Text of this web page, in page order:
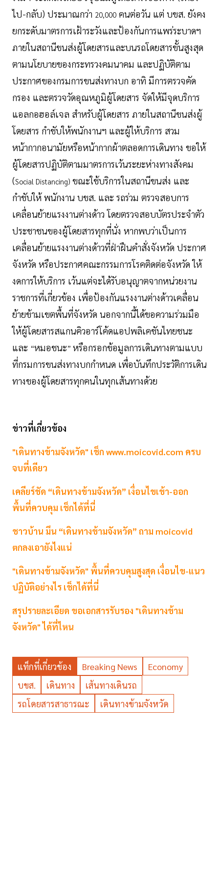
ไป-กลับ) ประมาณกว่า 20,000 คนต่อวัน แต่ บขส. ยังคง
ยกระดับมาตรการเฝ้าระวังและป้องกันการแพร่ระบาดฯ
ภายในสถานีขนส่งผู้โดยสารและบนรถโดยสารขั้นสูงสุด
ตามนโยบายของกระทรวงคมนาคม และปฏิบัติตาม
ประกาศของกรมการขนส่งทางบก อาทิ มีการตรวจคัด
กรอง และตรวจวัดอุณหภูมิผู้โดยสาร จัดให้มีจุดบริการ
แอลกอฮอล์เจล สำหรับผู้โดยสาร ภายในสถานีขนส่งผู้
โดยสาร กำชับให้พนักงานฯ และผู้ให้บริการ สวม
หน้ากากอนามัยหรือหน้ากากผ้าตลอดการเดินทาง ขอให้
ผู้โดยสารปฏิบัติตามมาตรการเว้นระยะห่างทางสังคม
(Social Distancing) ขณะใช้บริการในสถานีขนส่ง และ
กำชับให้ พนักงาน บขส. และ รถร่วม ตรวจสอบการ
เคลื่อนย้ายแรงงานต่างด้าว โดยตรวจสอบบัตรประจำตัว
ประชาชนของผู้โดยสารทุกที่นั่ง หากพบว่าเป็นการ
เคลื่อนย้ายแรงงานต่างด้าวที่ฝ่าฝืนคำสั่งจังหวัด ประกาศ
จังหวัด หรือประกาศคณะกรรมการโรคติดต่อจังหวัด ให้
งดการให้บริการ เว้นแต่จะได้รับอนุญาตจากหน่วยงาน
ราชการที่เกี่ยวข้อง เพื่อป้องกันแรงงานต่างด้าวเคลื่อน
ย้ายข้ามเขตพื้นที่จังหวัด นอกจากนี้ได้ขอความร่วมมือ
ให้ผู้โดยสารสแกนคิวอาร์โค้ดแอปพลิเคชันไทยชนะ
และ “หมอชนะ” หรือกรอกข้อมูลการเดินทางตามแบบ
ที่กรมการขนส่งทางบกกำหนด เพื่อบันทึกประวัติการเดิน
ทางของผู้โดยสารทุกคนในทุกเส้นทางด้วย
ข่าวที่เกี่ยวข้อง
"เดินทางข้ามจังหวัด" เช็ก www.moicovid.com ครบ
จบที่เดียว
เคลียร์ชัด “เดินทางข้ามจังหวัด” เงื่อนไขเข้า-ออก
พื้นที่ควบคุม เช็กได้ที่นี่
ชาวบ้าน มึน “เดินทางข้ามจังหวัด” ถาม moicovid
ตกลงเอายังไงแน่
"เดินทางข้ามจังหวัด" พื้นที่ควบคุมสูงสุด เงื่อนไข-แนว
ปฏิบัติอย่างไร เช็กได้ที่นี่
สรุปรายละเอียด ขอเอกสารรับรอง "เดินทางข้าม
จังหวัด" ได้ที่ไหน
แท็กที่เกี่ยวข้อง Breaking News
Economy
บขส.
เดินทาง
เส้นทางเดินรถ
รถโดยสารสาธารณะ
เดินทางข้ามจังหวัด